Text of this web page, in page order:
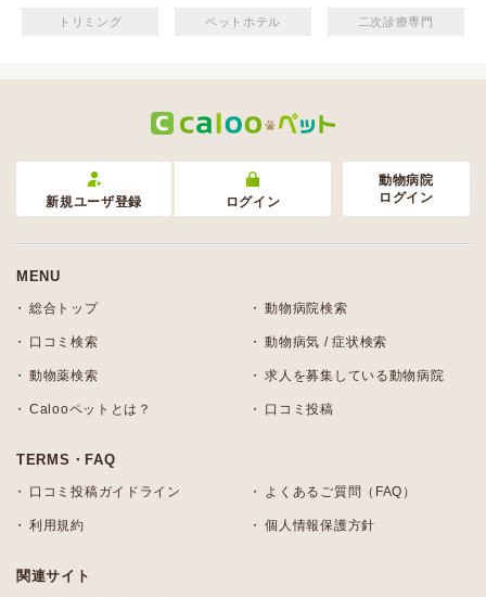
トリミング ペットホテル 二次診療専門
新規ユーザ登録 ログイン
動物病院
ログイン
MENU
総合トップ 動物病院検索
口コミ検索 動物病気 / 症状検索
動物薬検索 求人を募集している動物病院
Calooペットとは？ 口コミ投稿
TERMS・FAQ
口コミ投稿ガイドライン よくあるご質問（FAQ）
利用規約 個人情報保護方針
関連サイト